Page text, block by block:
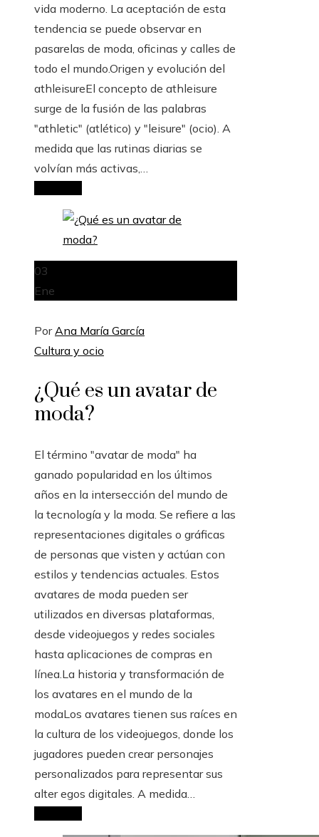
vida moderno. La aceptación de esta
tendencia se puede observar en
pasarelas de moda, oficinas y calles de
todo el mundo.Origen y evolución del
athleisureEl concepto de athleisure
surge de la fusión de las palabras
"athletic" (atlético) y "leisure" (ocio). A
medida que las rutinas diarias se
volvían más activas,…
03
Ene
Por Ana María García
Cultura y ocio
¿Qué es un avatar de
moda?
El término "avatar de moda" ha
ganado popularidad en los últimos
años en la intersección del mundo de
la tecnología y la moda. Se refiere a las
representaciones digitales o gráficas
de personas que visten y actúan con
estilos y tendencias actuales. Estos
avatares de moda pueden ser
utilizados en diversas plataformas,
desde videojuegos y redes sociales
hasta aplicaciones de compras en
línea.La historia y transformación de
los avatares en el mundo de la
modaLos avatares tienen sus raíces en
la cultura de los videojuegos, donde los
jugadores pueden crear personajes
personalizados para representar sus
alter egos digitales. A medida…